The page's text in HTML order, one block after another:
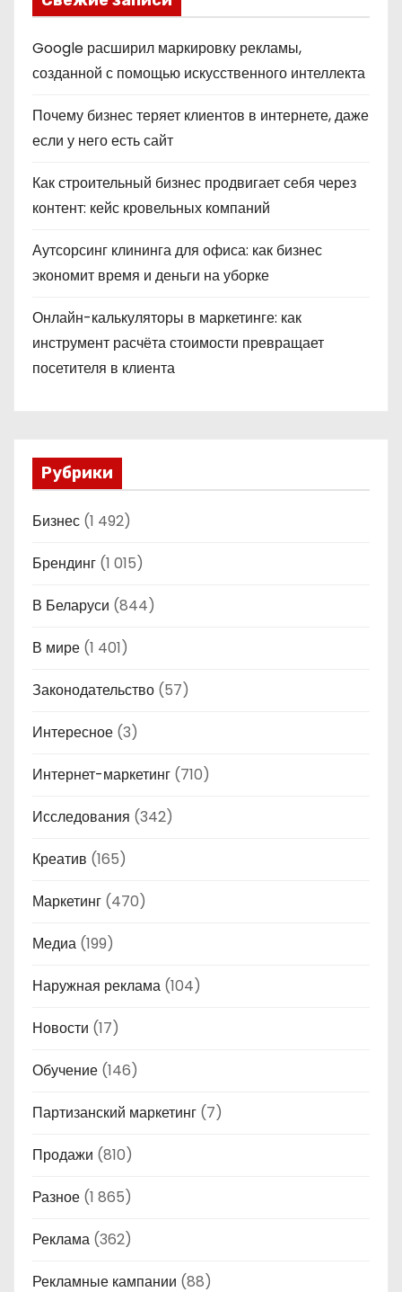
Google расширил маркировку рекламы,
созданной с помощью искусственного интеллекта
Почему бизнес теряет клиентов в интернете, даже
если у него есть сайт
Как строительный бизнес продвигает себя через
контент: кейс кровельных компаний
Аутсорсинг клининга для офиса: как бизнес
экономит время и деньги на уборке
Онлайн-калькуляторы в маркетинге: как
инструмент расчёта стоимости превращает
посетителя в клиента
Рубрики
Бизнес (1 492)
Брендинг (1 015)
В Беларуси (844)
В мире (1 401)
Законодательство (57)
Интересное (3)
Интернет-маркетинг (710)
Исследования (342)
Креатив (165)
Маркетинг (470)
Медиа (199)
Наружная реклама (104)
Новости (17)
Обучение (146)
Партизанский маркетинг (7)
Продажи (810)
Разное (1 865)
Реклама (362)
Рекламные кампании (88)